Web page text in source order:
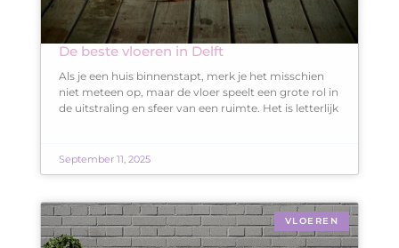
De beste vloeren in Delft
Als je een huis binnenstapt, merk je het misschien
niet meteen op, maar de vloer speelt een grote rol in
de uitstraling en sfeer van een ruimte. Het is letterlijk
September 11, 2025
VLOEREN